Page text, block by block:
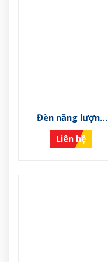
Đèn năng lượng
mặt trời VS-NLMT-
01
Liên hệ